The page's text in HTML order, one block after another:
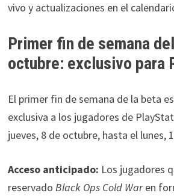
vivo y actualizaciones en el
Primer fin de semana
octubre: exclusivo para
El primer fin de semana de la beta
exclusiva a los jugadores de
jueves, 8 de octubre, hasta el lunes,
Acceso anticipado: Los jugadores
reservado Black Ops Cold Waren